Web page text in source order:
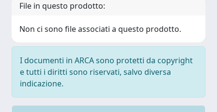
File in questo prodotto:
Non ci sono file associati a questo prodotto.
I documenti in ARCA sono protetti da copyright
e tutti i diritti sono riservati, salvo diversa
indicazione.